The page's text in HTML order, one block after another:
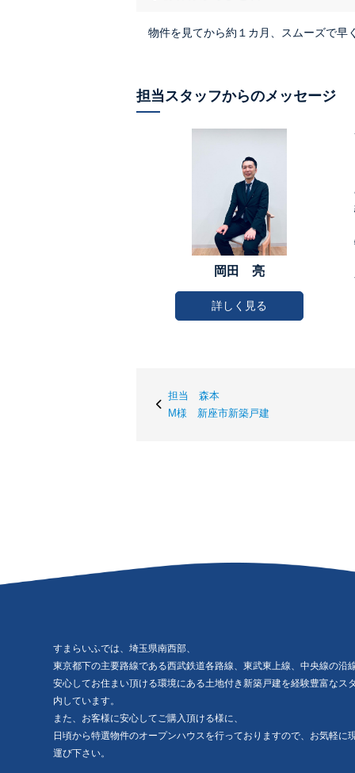
物件を見てから約１カ月、スムーズで早
担当スタッフからのメッセージ
岡田 亮
詳しく見る
担当 森本
M様 新座市新築戸建
すまらいふでは、埼玉県南西部、
東京都下の主要路線である西武鉄道各路線、東武東上線、中央線の沿
安心してお住まい頂ける環境にある土地付き新築戸建を経験豊富なス
内しています。
また、お客様に安心してご購入頂ける様に、
日頃から特選物件のオープンハウスを行っておりますので、お気軽に
運び下さい。